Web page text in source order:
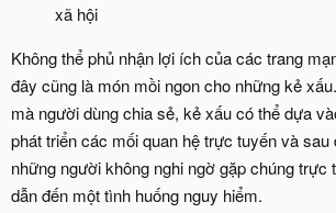
xã hội
Không thể phủ nhận lợi ích của các trang
đây cũng là món mồi ngon cho những kẻ
mà người dùng chia sẻ, kẻ xấu có thể dựa
phát triển các mối quan hệ trực tuyến và sau
những người không nghi ngờ gặp chúng trực
dẫn đến một tình huống nguy hiểm.